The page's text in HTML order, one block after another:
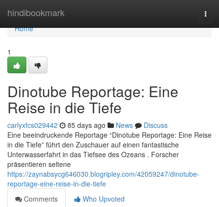
hindibookmark
Home
Home
1
Dinotube Reportage: Eine
Reise in die Tiefe
carlyxfcs029442 85 days ago News
Discuss
Eine beeindruckende Reportage “Dinotube Reportage: Eine Reise
in die Tiefe” führt den Zuschauer auf einen fantastische
Unterwasserfahrt in das Tiefsee des Ozeans . Forscher
präsentieren seltene
https://zaynabsycg646030.blogripley.com/42059247/dinotube-
reportage-eine-reise-in-die-tiefe
Comments
Who Upvoted